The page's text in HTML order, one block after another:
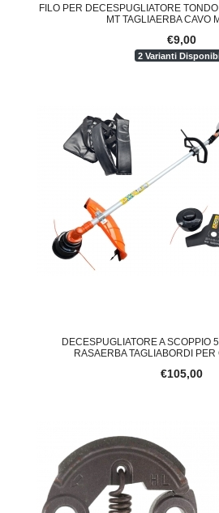
FILO PER DECESPUGLIATORE
MT TAGLIAERBA CAVO
€9,00
2 Varianti
DECESPUGLIATORE A SCOPPIO
RASAERBA TAGLIABORDI
€105,00